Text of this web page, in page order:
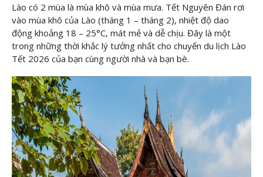
Lào có 2 mùa là mùa khô và mùa mưa. Tết Nguyên Đán rơi
vào mùa khô của Lào (tháng 1 – tháng 2), nhiệt độ dao
động khoảng 18 – 25°C, mát mẻ và dễ chịu. Đây là một
trong những thời khắc lý tưởng nhất cho chuyến du lịch Lào
Tết 2026 của bạn cùng người nhà và bạn bè.